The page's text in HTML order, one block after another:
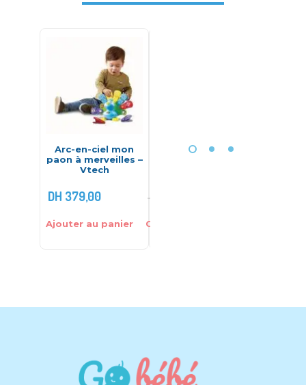
Arc-en-ciel mon
paon à merveilles –
Vtech
DH 379,00
Ajouter au panier
Kit de jouets pour
Choix des options